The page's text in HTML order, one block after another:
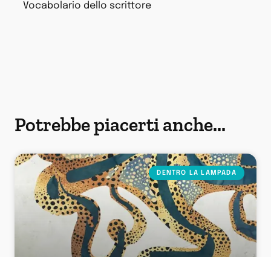
Vocabolario dello scrittore
Potrebbe piacerti anche...
DENTRO LA LAMPADA